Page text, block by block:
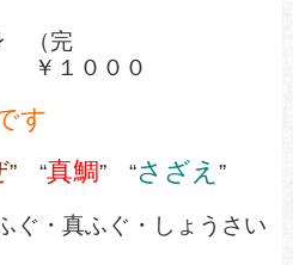
（完
００
す
” “真鯛” “さざえ ”
ぐ・真ふぐ・しょうさい